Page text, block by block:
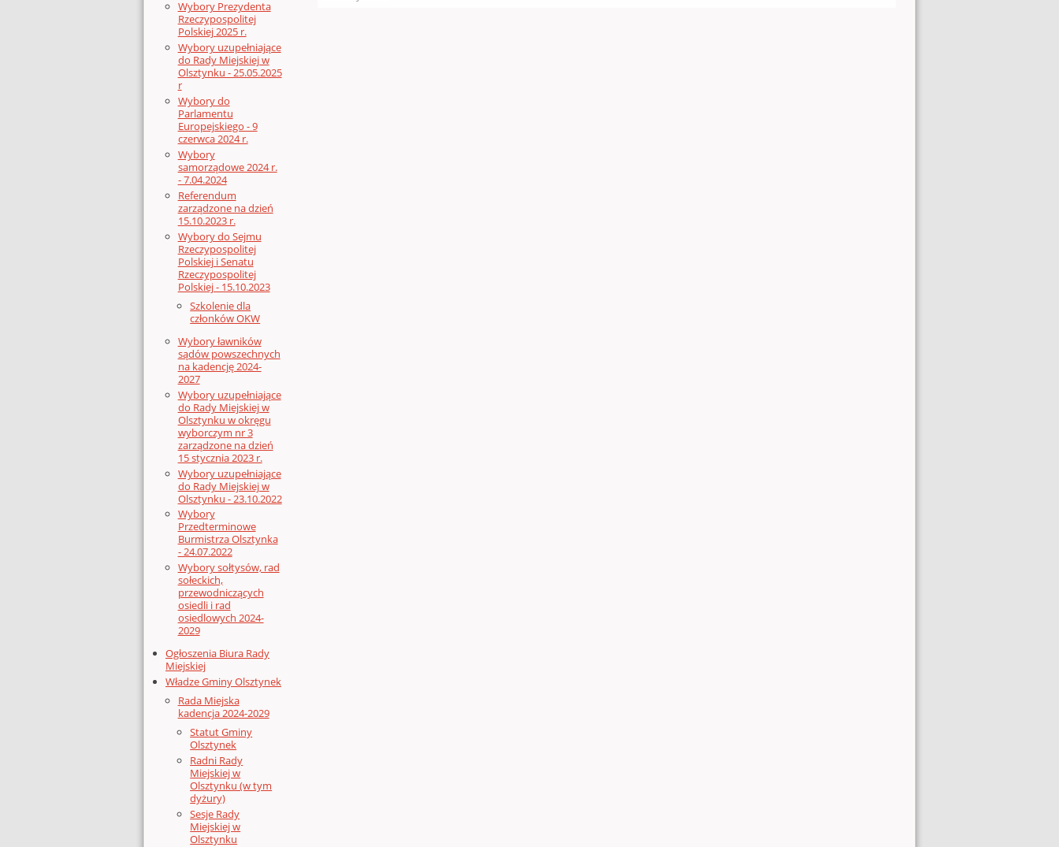
Wybory Prezydenta
Rzeczypospolitej
Polskiej 2025 r.
Wybory uzupełniające
do Rady Miejskiej w
Olsztynku - 25.05.2025
r
Wybory do
Parlamentu
Europejskiego - 9
czerwca 2024 r.
Wybory
samorządowe 2024 r.
- 7.04.2024
Referendum
zarządzone na dzień
15.10.2023 r.
Wybory do Sejmu
Rzeczypospolitej
Polskiej i Senatu
Rzeczypospolitej
Polskiej - 15.10.2023
Szkolenie dla
członków OKW
Wybory ławników
sądów powszechnych
na kadencję 2024-
2027
Wybory uzupełniające
do Rady Miejskiej w
Olsztynku w okręgu
wyborczym nr 3
zarządzone na dzień
15 stycznia 2023 r.
Wybory uzupełniające
do Rady Miejskiej w
Olsztynku - 23.10.2022
Wybory
Przedterminowe
Burmistrza Olsztynka
- 24.07.2022
Wybory sołtysów, rad
sołeckich,
przewodniczących
osiedli i rad
osiedlowych 2024-
2029
Ogłoszenia Biura Rady
Miejskiej
Władze Gminy Olsztynek
Rada Miejska
kadencja 2024-2029
Statut Gminy
Olsztynek
Radni Rady
Miejskiej w
Olsztynku (w tym
dyżury)
Sesje Rady
Miejskiej w
Olsztynku